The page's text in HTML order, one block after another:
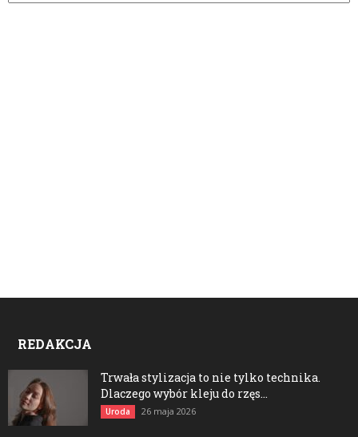
REDAKCJA
Trwała stylizacja to nie tylko technika.
Dlaczego wybór kleju do rzęs...
Uroda 26 maja 2026